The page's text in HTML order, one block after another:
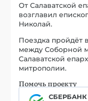
От Салаватской
возглавил
Николай.
Поездка пройдёт
между Соборной
Салаватской
митрополии.
Помочь проекту
СБЕРБАНК